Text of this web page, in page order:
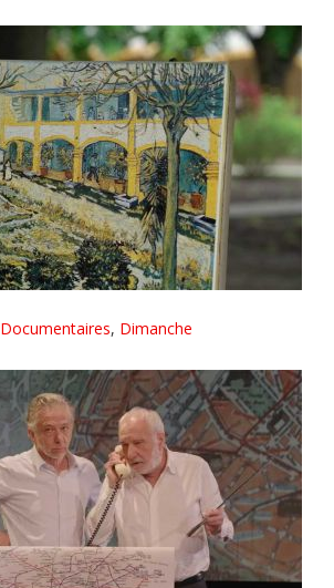
Documentaires, Dimanche